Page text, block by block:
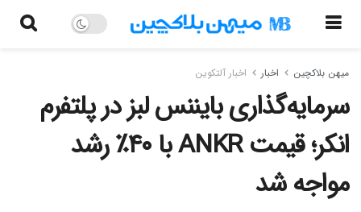
میهن بلاکچین اخبار اخبار آلتکوین
سرمایه‌گذاری بایننس لبز در پلتفرم
انکر؛ قیمت ANKR با ۴۰٪ رشد
مواجه شد